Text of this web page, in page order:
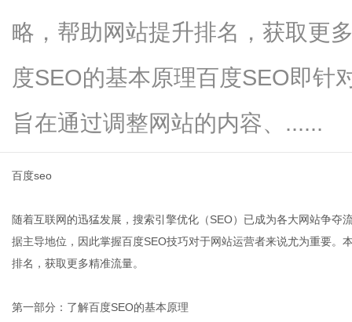
略，帮助网站提升排名，获取更
度SEO的基本原理百度SEO即针
旨在通过调整网站的内容、......
百度seo
随着互联网的迅猛发展，搜索引擎优化（SEO）已成为各大网站争
据主导地位，因此掌握百度SEO技巧对于网站运营者来说尤为重要
排名，获取更多精准流量。
第一部分：了解百度SEO的基本原理